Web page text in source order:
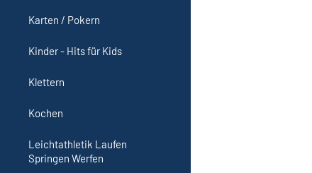
Karten / Pokern
Kinder - Hits für Kids
Klettern
Kochen
Leichtathletik Laufen
Springen Werfen